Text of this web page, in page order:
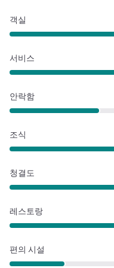
객실
서비스
안락함
조식
청결도
레스토랑
편의 시설